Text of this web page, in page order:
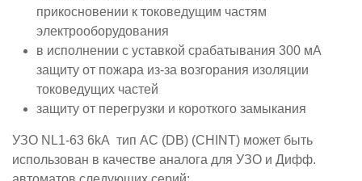
прикосновении к токоведущим частям
электрооборудования
в исполнении с уставкой срабатывания 300 мА
защиту от пожара из-за возгорания изоляции
токоведущих частей
защиту от перегрузки и короткого замыкания
УЗО NL1-63 6kA тип AC (DB) (CHINT) может быть
использован в качестве аналога для УЗО и Дифф.